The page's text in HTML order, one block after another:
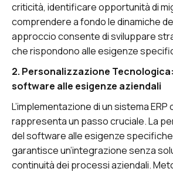
criticità, identificare opportunità di
comprendere a fondo le dinamiche
approccio consente di sviluppare
che rispondono alle esigenze
2. Personalizzazione
software alle esigenze aziendali
L’implementazione di un sistema ERP
rappresenta un passo cruciale. La
del software alle esigenze specifiche
garantisce un’integrazione senza
continuità dei processi aziendali.